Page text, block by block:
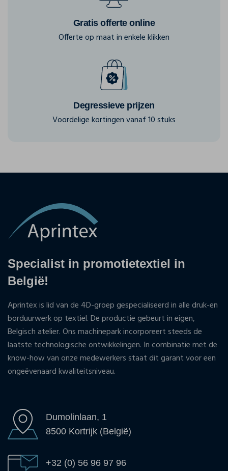
Gratis offerte online
Offerte op maat in enkele klikken
Degressieve prijzen
Voordelige kortingen vanaf 10 stuks
Specialist in promotietextiel in
België!
Aprintex is lid van de 4D-groep gespecialiseerd in alle druk-en
borduurwerk op textiel. De productie gebeurt in eigen,
Belgisch atelier. Ons machinepark incorporeert steeds de
laatste technologische ontwikkelingen. In combinatie met de
know-how van onze medewerkers staat dit garant voor een
ongeëvenaard kwaliteitsniveau.
Dumolinlaan, 1
8500 Kortrijk (België)
+32 (0) 56 96 97 96